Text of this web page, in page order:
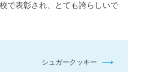
で表彰され、とても誇らしいで
シュガークッキー ⟶